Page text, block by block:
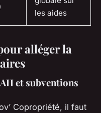
les aides
alléger la
et subventions
Copropriété, il faut